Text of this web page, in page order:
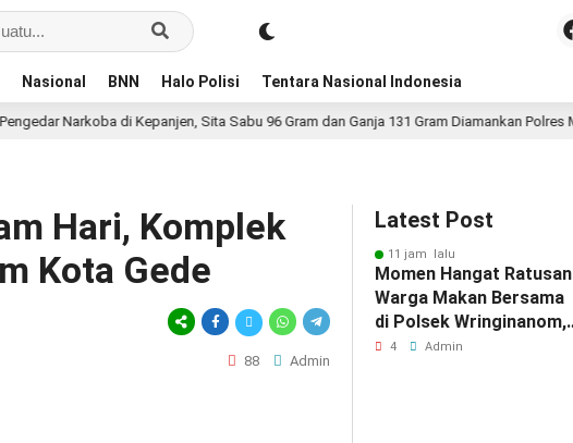
Nasional BNN Halo Polisi Tentara Nasional Indonesia
di Kepanjen, Sita Sabu 96 Gram dan Ganja 131 Gram Diamankan Polres Malang
Hari, Komplek
Kota Gede
88 Admin
Latest Post
11 jam lalu
Momen Hangat Ratusan
Warga Makan Bersama
di Polsek Wringinanom,
Pererat Silaturahmi dan
4 Admin